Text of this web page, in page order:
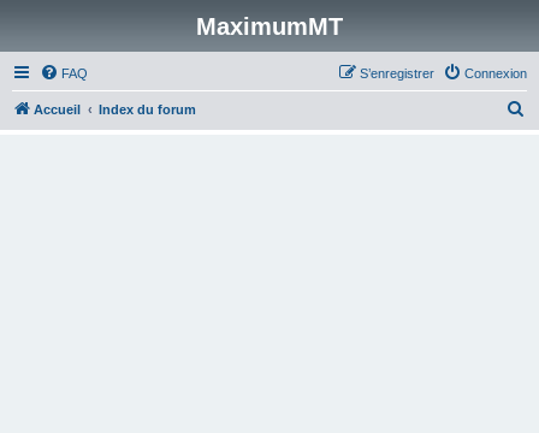
MaximumMT
FAQ Connexion
S’enregistrer
Accueil Index du forum